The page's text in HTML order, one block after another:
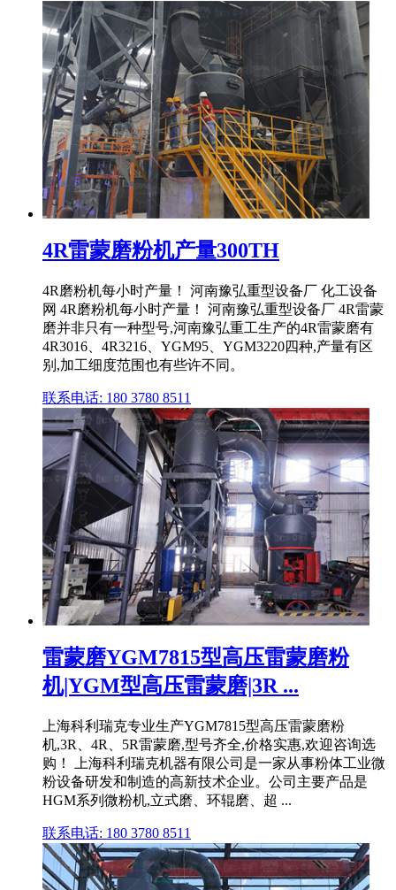
4R雷蒙磨粉机产量300TH
4R磨粉机每小时产量！ 河南豫弘重型设备厂 化工设备
网 4R磨粉机每小时产量！ 河南豫弘重型设备厂 4R雷蒙
磨并非只有一种型号,河南豫弘重工生产的4R雷蒙磨有
4R3016、4R3216、YGM95、YGM3220四种,产量有区
别,加工细度范围也有些许不同。
联系电话: 180 3780 8511
雷蒙磨YGM7815型高压雷蒙磨粉
机|YGM型高压雷蒙磨|3R ...
上海科利瑞克专业生产YGM7815型高压雷蒙磨粉
机,3R、4R、5R雷蒙磨,型号齐全,价格实惠,欢迎咨询选
购！ 上海科利瑞克机器有限公司是一家从事粉体工业微
粉设备研发和制造的高新技术企业。公司主要产品是
HGM系列微粉机,立式磨、环辊磨、超 ...
联系电话: 180 3780 8511